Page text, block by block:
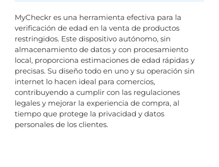
MyCheckr es una herramienta efectiva para la
verificación de edad en la venta de productos
restringidos. Este dispositivo autónomo, sin
almacenamiento de datos y con procesamiento
local, proporciona estimaciones de edad rápidas y
precisas. Su diseño todo en uno y su operación sin
internet lo hacen ideal para comercios,
contribuyendo a cumplir con las regulaciones
legales y mejorar la experiencia de compra, al
tiempo que protege la privacidad y datos
personales de los clientes.